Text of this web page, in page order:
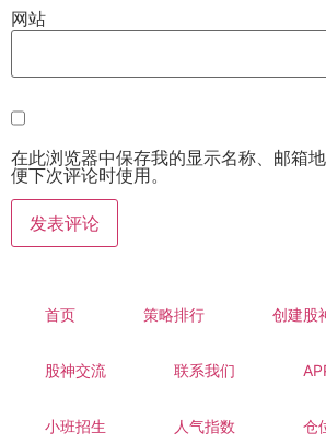
网站
在此浏览器中保存我的显示名称、邮箱
便下次评论时使用。
首页 策略排行 创建股
股神交流 联系我们
小班招生 人气指数 仓